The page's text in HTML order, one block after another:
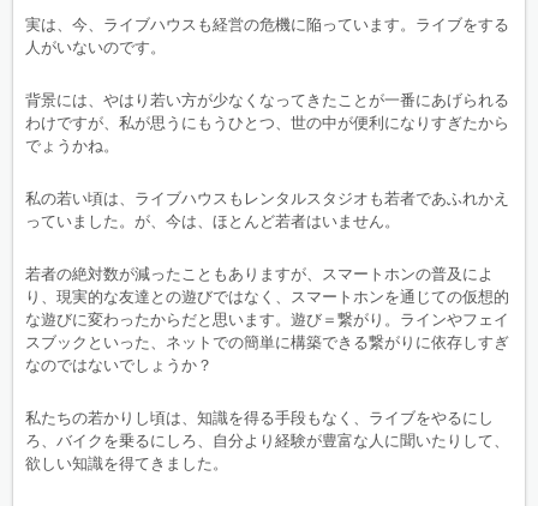
実は、今、ライブハウスも経営の危機に陥っています。ライブをする
人がいないのです。
背景には、やはり若い方が少なくなってきたことが一番にあげられる
わけですが、私が思うにもうひとつ、世の中が便利になりすぎたから
でょうかね。
私の若い頃は、ライブハウスもレンタルスタジオも若者であふれかえ
っていました。が、今は、ほとんど若者はいません。
若者の絶対数が減ったこともありますが、スマートホンの普及によ
り、現実的な友達との遊びではなく、スマートホンを通じての仮想的
な遊びに変わったからだと思います。遊び＝繋がり。ラインやフェイ
スブックといった、ネットでの簡単に構築できる繋がりに依存しすぎ
なのではないでしょうか？
私たちの若かりし頃は、知識を得る手段もなく、ライブをやるにし
ろ、バイクを乗るにしろ、自分より経験が豊富な人に聞いたりして、
欲しい知識を得てきました。